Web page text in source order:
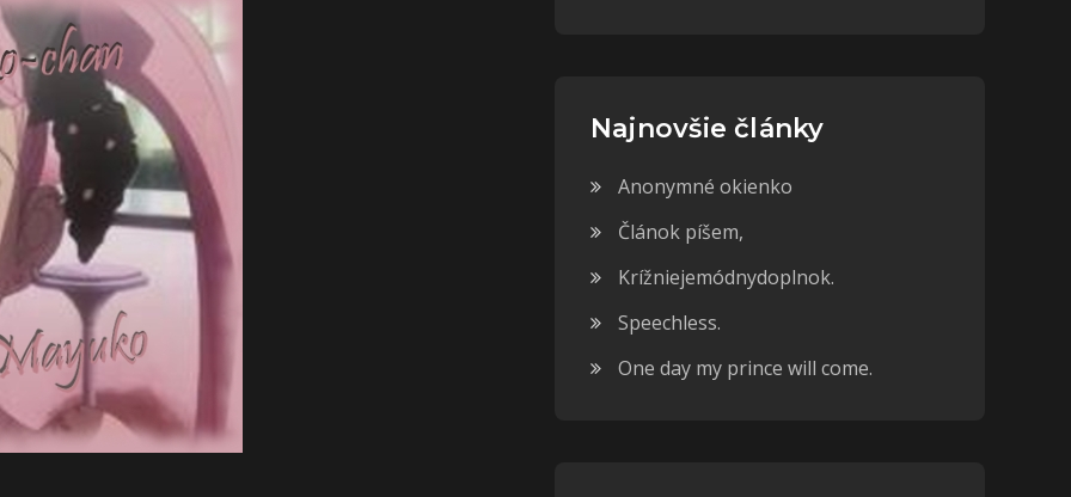
Najnovšie články
Anonymné okienko
Článok píšem,
Krížniejemódnydoplnok.
Speechless.
One day my prince will come.